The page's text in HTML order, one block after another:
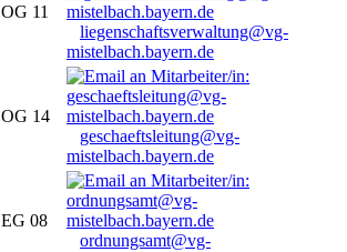
OG 11
liegenschaftsverwaltung@vg-
mistelbach.bayern.de
OG 14
geschaeftsleitung@vg-
mistelbach.bayern.de
EG 08
ordnungsamt@vg-